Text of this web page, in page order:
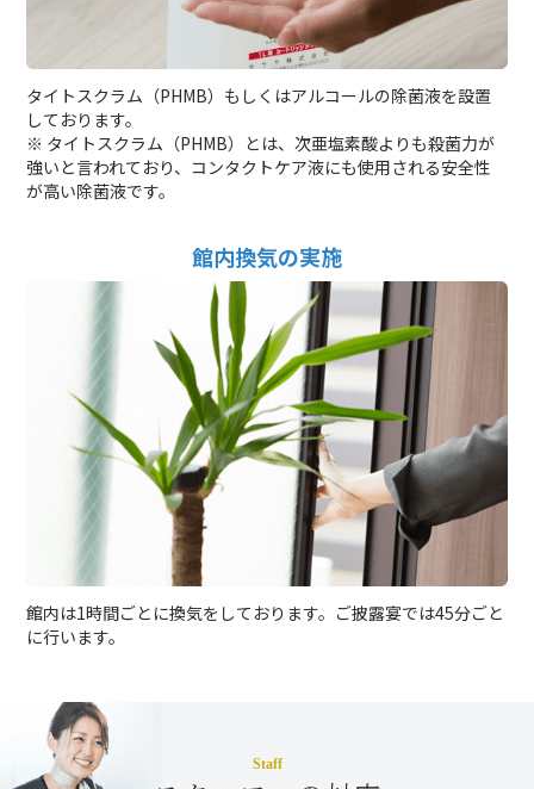
タイトスクラム（PHMB）もしくはアルコールの除菌液を設置
しております。
※ タイトスクラム（PHMB）とは、次亜塩素酸よりも殺菌力が
強いと言われており、コンタクトケア液にも使用される安全性
が高い除菌液です。
館内換気の実施
館内は1時間ごとに換気をしております。ご披露宴では45分ごと
に行います。
Staff